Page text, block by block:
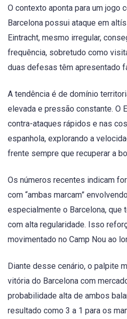
O contexto aponta para um jogo
Barcelona possui ataque em
Eintracht, mesmo irregular,
frequência, sobretudo como
duas defesas têm apresentado
A tendência é de domínio
elevada e pressão constante. O
contra-ataques rápidos e nas
espanhola, explorando a
frente sempre que recuperar a
Os números recentes indicam
com “ambas marcam”
especialmente o Barcelona, que
com alta regularidade. Isso
movimentado no Camp Nou ao
Diante desse cenário, o palpite
vitória do Barcelona com
probabilidade alta de ambos
resultado como 3 a 1 para os